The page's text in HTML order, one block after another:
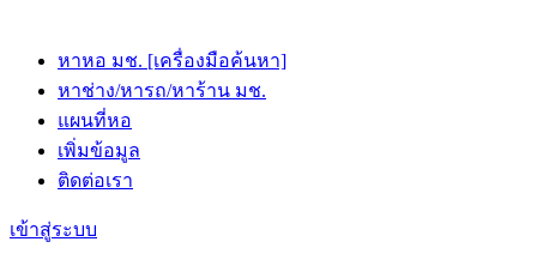
หาหอ มช. [เครื่องมือค้นหา]
หาช่าง/หารถ/หาร้าน มช.
แผนที่หอ
เพิ่มข้อมูล
ติดต่อเรา
เข้าสู่ระบบ